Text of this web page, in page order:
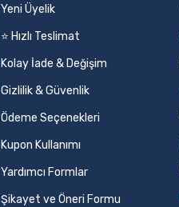
Yeni Üyelik
⭐ Hızlı Teslimat
Kolay İade & Değişim
Gizlilik & Güvenlik
Ödeme Seçenekleri
Kupon Kullanımı
Yardımcı Formlar
Şikayet ve Öneri Formu